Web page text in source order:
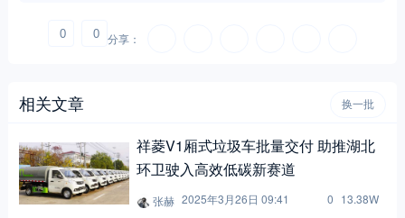
0 0 分享：
相关文章 换一批
祥菱V1厢式垃圾车批量交付 助推湖北
环卫驶入高效低碳新赛道
张赫 2025年3月26日 09:41 0 13.38W